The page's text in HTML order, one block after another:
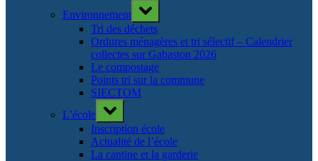
Environnement
Toggle
sub-
menu
Tri des déchets
Ordures ménagères et tri sélectif – Calendrier
collectes sur Gabaston 2026
Le compostage
Points tri sur la commune
SIECTOM
L’école
Toggle
sub-
menu
Inscription école
Actualité de l’école
La cantine et la garderie